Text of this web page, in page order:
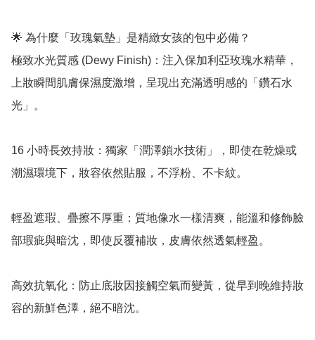
🌟 為什麼「玫瑰氣墊」是精緻女孩的包中必備？
極致水光質感 (Dewy Finish)：注入保加利亞玫瑰水精華，
上妝瞬間肌膚保濕度激增，呈現出充滿透明感的「鑽石水
光」。
16 小時長效持妝：獨家「潤澤鎖水技術」，即使在乾燥或
潮濕環境下，妝容依然貼服，不浮粉、不卡紋。
輕盈遮瑕、疊擦不厚重：質地像水一樣清爽，能溫和修飾臉
部瑕疵與暗沈，即使反覆補妝，皮膚依然透氣輕盈。
高效抗氧化：防止底妝因接觸空氣而變黃，從早到晚維持妝
容的新鮮色澤，絕不暗沈。